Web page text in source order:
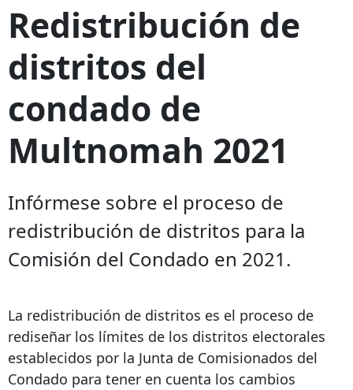
Redistribución de
distritos del
condado de
Multnomah 2021
Infórmese sobre el proceso de
redistribución de distritos para la
Comisión del Condado en 2021.
La redistribución de distritos es el proceso de
rediseñar los límites de los distritos electorales
establecidos por la Junta de Comisionados del
Condado para tener en cuenta los cambios